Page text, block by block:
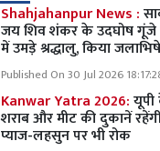
Shahjahanpur News :
जय शिव शंकर के उदघोष गूंजे
में उमड़े श्रद्धालु, किया
Published On 30 Jul 2026
Kanwar Yatra 2026:
शराब और मीट की दुकानें
प्याज-लहसुन पर भी रोक